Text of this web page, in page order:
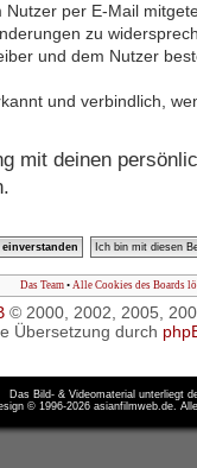
per E-Mail
zu
und dem Nutzer
und verbindlich,
mit deinen
Das Team • Alle Cookies des Boards
© 2000, 2002, 2005,
Übersetzung durch
Das Bild- & Videomaterial unterliegt
© 1996-2026 asianfilmweb.de.